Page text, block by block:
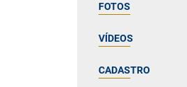
FOTOS
VÍDEOS
CADASTRO